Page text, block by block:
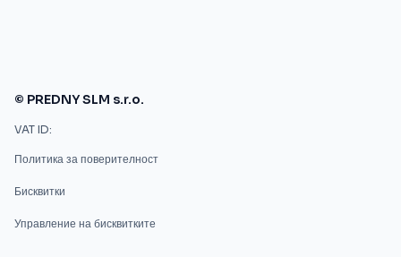
© PREDNY SLM s.r.o.
VAT ID:
Политика за поверителност
Бисквитки
Управление на бисквитките